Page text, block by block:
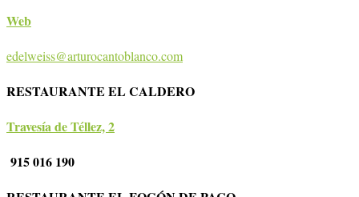
Web
edelweiss@arturocantoblanco.com
RESTAURANTE EL CALDERO
Travesía de Téllez, 2
915 016 190